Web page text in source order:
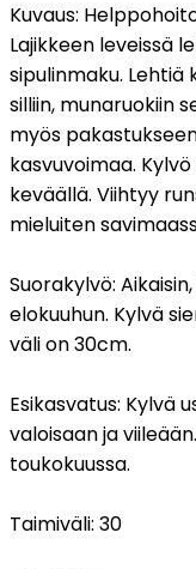
Kuvaus:
Lajikkeen leveissä
sipulinmaku.
silliin, munaruokiin
myös
kasvuvoimaa.
keväällä. Viihtyy
mieluiten
Suorakylvö:
elokuuhun. Kylvä
väli on 30cm.
Esikasvatus: Kylvä
valoisaan ja
toukokuussa.
Taimiväli: 30